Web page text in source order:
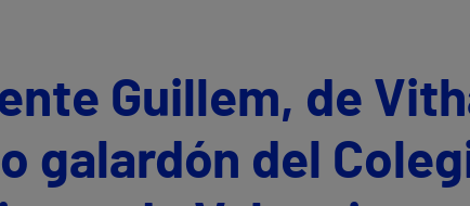
Guillem, de
galardón del